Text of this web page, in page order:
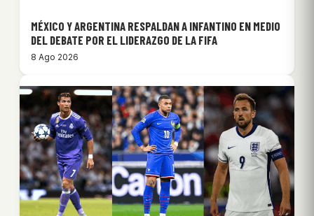
MÉXICO Y ARGENTINA RESPALDAN A INFANTINO EN MEDIO
DEL DEBATE POR EL LIDERAZGO DE LA FIFA
8 Ago 2026